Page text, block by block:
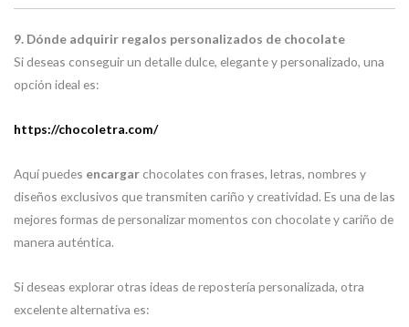
9. Dónde adquirir regalos personalizados de chocolate
Si deseas conseguir un detalle dulce, elegante y personalizado, una
opción ideal es:
https://chocoletra.com/
Aquí puedes encargar chocolates con frases, letras, nombres y
diseños exclusivos que transmiten cariño y creatividad. Es una de las
mejores formas de personalizar momentos con chocolate y cariño de
manera auténtica.
Si deseas explorar otras ideas de repostería personalizada, otra
excelente alternativa es: